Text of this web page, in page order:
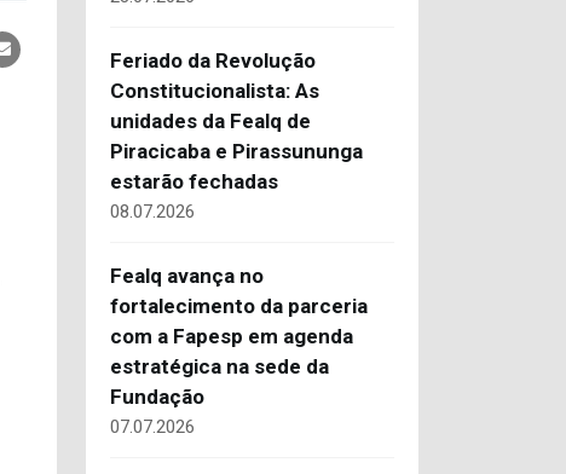
Feriado da Revolução
Constitucionalista: As
unidades da Fealq de
Piracicaba e Pirassununga
estarão fechadas
08.07.2026
Fealq avança no
fortalecimento da parceria
com a Fapesp em agenda
estratégica na sede da
Fundação
07.07.2026